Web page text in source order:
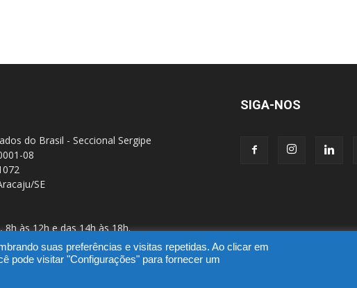
do Brasil - Seccional Sergipe
08
SE
8h às 12h e das 14h às 18h.
SIGA-NOS
suas preferências e visitas repetidas. Ao clicar em
pode visitar "Configurações" para fornecer um